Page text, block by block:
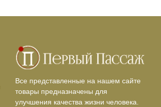
Все представленные на нашем сайте
товары предназначены для
улучшения качества жизни человека.